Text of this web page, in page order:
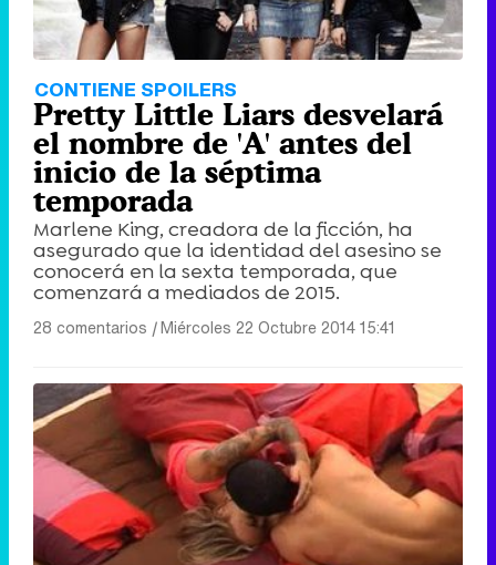
CONTIENE SPOILERS
Pretty Little Liars desvelará
el nombre de 'A' antes del
inicio de la séptima
temporada
Marlene King, creadora de la ficción, ha
asegurado que la identidad del asesino se
conocerá en la sexta temporada, que
comenzará a mediados de 2015.
28 comentarios |Miércoles 22 Octubre 2014 15:41